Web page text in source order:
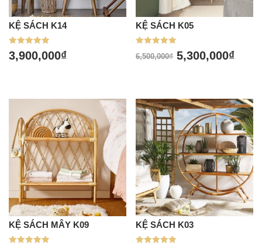
KỆ SÁCH K14
Được xếp
hạng
3,900,000₫
KỆ SÁCH K05
hạng
6,500,000₫ 5,300,000₫
KỆ SÁCH MÂY K09 KỆ SÁCH K03